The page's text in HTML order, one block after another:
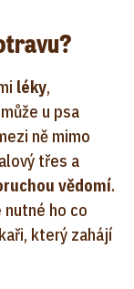
léky,
může u psa
ně mimo
třes a
vědomí.
nutné ho co
který zahájí